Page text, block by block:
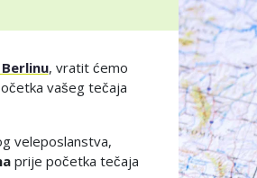
, vratit ćemo
vašeg tečaja
veleposlanstva,
prije početka tečaja